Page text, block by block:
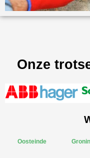
Onze
Oosteinde